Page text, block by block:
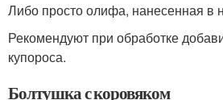
Либо просто олифа, нанесенная в
Рекомендуют при обработке
купороса.
Болтушка с коровяком